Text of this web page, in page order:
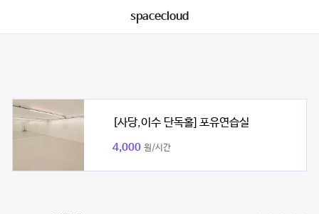
spacecloud
[사당,이수 단독홀] 포유연습실
4,000 원/시간